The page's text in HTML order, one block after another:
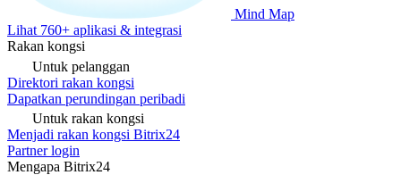
Mind Map
Lihat 760+ aplikasi & integrasi
Rakan kongsi
Untuk pelanggan
Direktori rakan kongsi
Dapatkan perundingan peribadi
Untuk rakan kongsi
Menjadi rakan kongsi Bitrix24
Partner login
Mengapa Bitrix24